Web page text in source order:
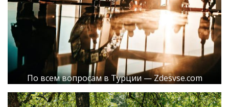
По всем вопросам в Турции — Zdesvse.com